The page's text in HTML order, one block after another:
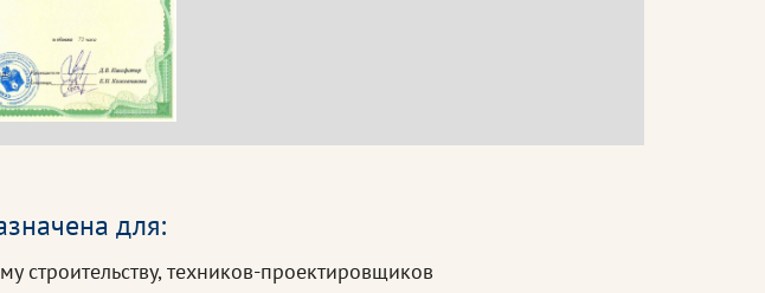
для:
строительству, техников-проектировщиков